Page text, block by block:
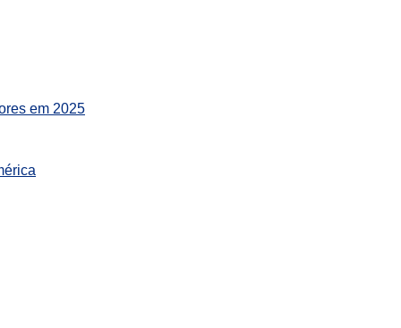
em 2025